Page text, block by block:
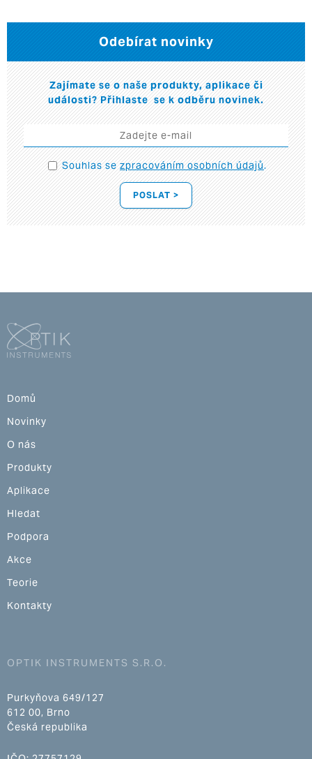
Odebírat novinky
Zajímate se o naše produkty, aplikace či
události? Přihlaste se k odběru novinek.
Souhlas sezpracováním osobních údajů.
POSLAT >
Domů
Novinky
O nás
Produkty
Aplikace
Hledat
Podpora
Akce
Teorie
Kontakty
OPTIK INSTRUMENTS S.R.O.
Purkyňova 649/127
612 00, Brno
Česká republika